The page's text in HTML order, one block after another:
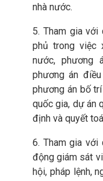
nhà nước.
5. Tham gia với
phủ trong việc
nước, phương
phương án
phương án bố
quốc gia, dự án
định và quyết
6. Tham gia với
động giám sát
hội, pháp lệnh,